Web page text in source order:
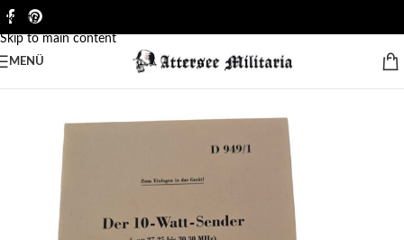
Skip to navigation
Skip to main content
MENÜ